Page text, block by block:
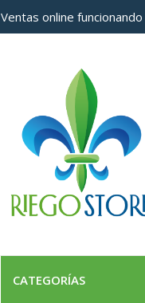
Ventas online
CATEGORÍAS